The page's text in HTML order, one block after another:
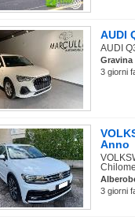
AUDI
AUDI
Gravina
3 giorni
Anno
3 giorni